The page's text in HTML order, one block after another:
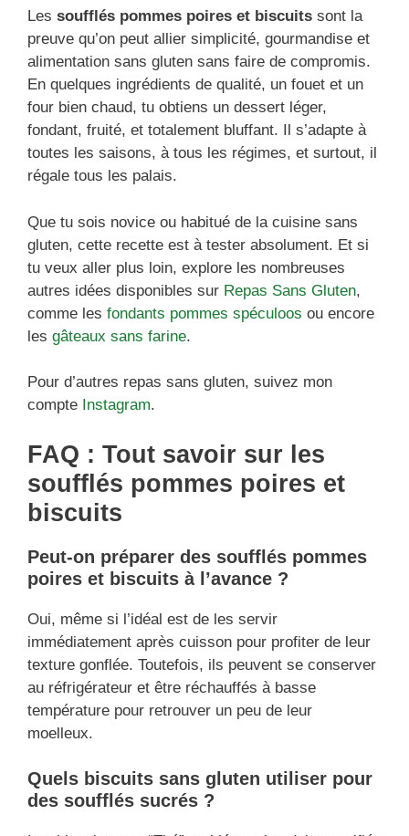
Les soufflés pommes poires et biscuits sont la
preuve qu’on peut allier simplicité, gourmandise et
alimentation sans gluten sans faire de compromis.
En quelques ingrédients de qualité, un fouet et un
four bien chaud, tu obtiens un dessert léger,
fondant, fruité, et totalement bluffant. Il s’adapte à
toutes les saisons, à tous les régimes, et surtout, il
régale tous les palais.
Que tu sois novice ou habitué de la cuisine sans
gluten, cette recette est à tester absolument. Et si
tu veux aller plus loin, explore les nombreuses
autres idées disponibles sur Repas Sans Gluten,
comme les fondants pommes spéculoos ou encore
les gâteaux sans farine.
Pour d’autres repas sans gluten, suivez mon
compte Instagram.
FAQ : Tout savoir sur les
soufflés pommes poires et
biscuits
Peut-on préparer des soufflés pommes
poires et biscuits à l’avance ?
Oui, même si l’idéal est de les servir
immédiatement après cuisson pour profiter de leur
texture gonflée. Toutefois, ils peuvent se conserver
au réfrigérateur et être réchauffés à basse
température pour retrouver un peu de leur
moelleux.
Quels biscuits sans gluten utiliser pour
des soufflés sucrés ?